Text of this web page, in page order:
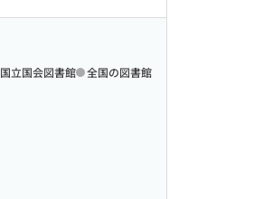
国立国会図書館 全国の図書館